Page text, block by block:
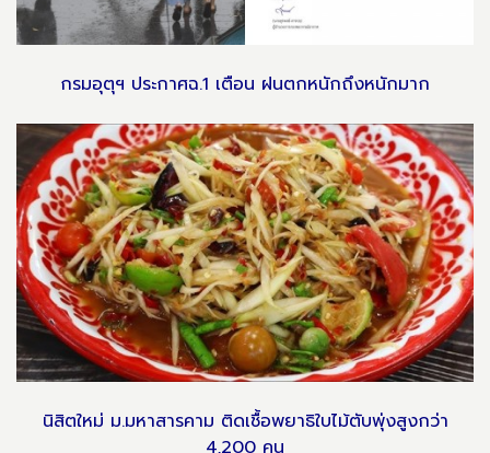
กรมอุตุฯ ประกาศฉ.1 เตือน ฝนตกหนักถึงหนักมาก
นิสิตใหม่ ม.มหาสารคาม ติดเชื้อพยาธิใบไม้ตับพุ่งสูงกว่า
4,200 คน